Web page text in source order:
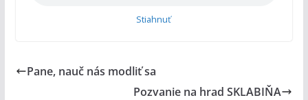
Stiahnuť
Pane, nauč nás modliť sa
Pozvanie na hrad SKLABIŇA